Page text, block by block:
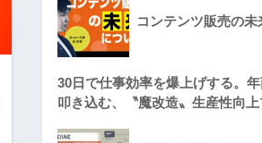
コンテンツ販売の未
30日で仕事効率を爆上げする。
叩き込む、〝魔改造〟生産性向